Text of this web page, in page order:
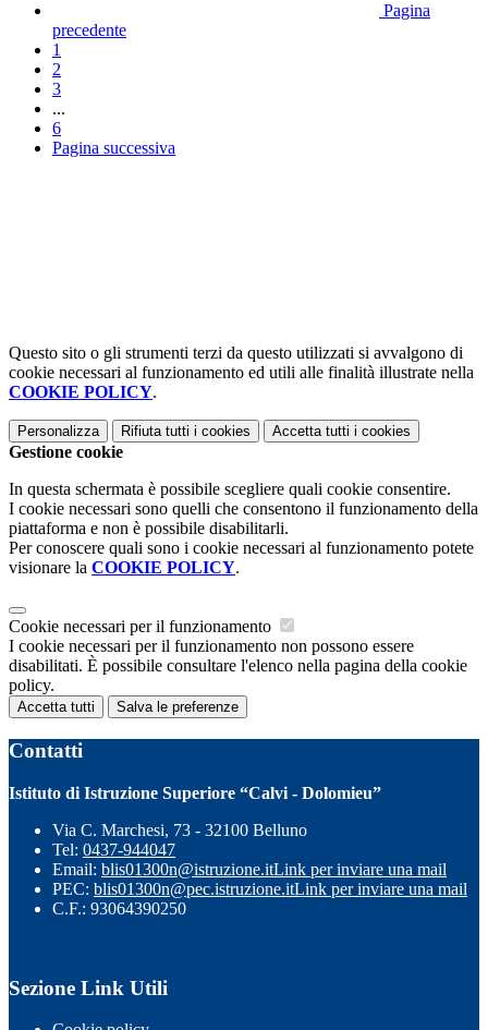
Pagina
precedente
1
2
3
...
6
Pagina successiva
Questo sito o gli strumenti terzi da questo utilizzati si avvalgono di
cookie necessari al funzionamento ed utili alle finalità illustrate nella
COOKIE POLICY.
Personalizza Rifiuta tutti i cookies Accetta tutti i cookies
Gestione cookie
In questa schermata è possibile scegliere quali cookie consentire.
I cookie necessari sono quelli che consentono il funzionamento della
piattaforma e non è possibile disabilitarli.
Per conoscere quali sono i cookie necessari al funzionamento potete
visionare la COOKIE POLICY.
Cookie necessari per il funzionamento
I cookie necessari per il funzionamento non possono essere
disabilitati. È possibile consultare l'elenco nella pagina della cookie
policy.
Accetta tutti Salva le preferenze
Contatti
Istituto di Istruzione Superiore “Calvi - Dolomieu”
Via C. Marchesi, 73 - 32100 Belluno
Tel: 0437-944047
Email: blis01300n@istruzione.itLink per inviare una mail
PEC: blis01300n@pec.istruzione.itLink per inviare una mail
C.F.: 93064390250
Sezione Link Utili